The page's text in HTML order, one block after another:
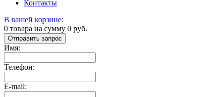
Контакты
В вашей корзине:
0 товара на сумму 0 руб.
Отправить запрос
Имя:
Телефон:
E-mail: